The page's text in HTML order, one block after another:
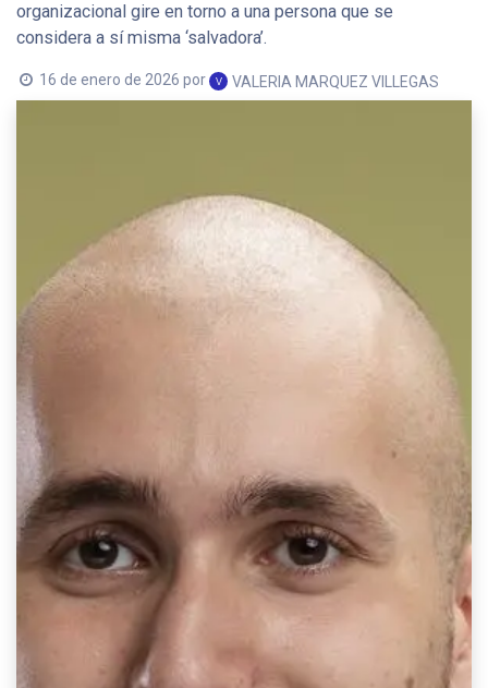
organizacional gire en torno a una persona que se
considera a sí misma ‘salvadora’.
16 de enero de 2026 por VALERIA MARQUEZ VILLEGAS